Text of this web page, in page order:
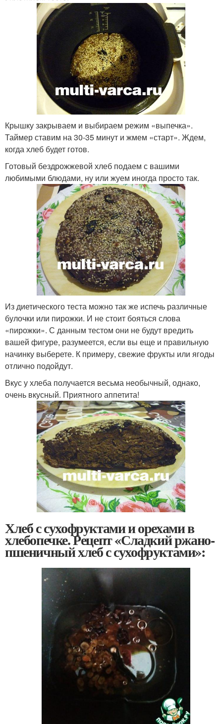
Крышку закрываем и выбираем режим «выпечка».
Таймер ставим на 30-35 минут и жмем «старт». Ждем,
когда хлеб будет готов.
Готовый бездрожжевой хлеб подаем с вашими
любимыми блюдами, ну или жуем иногда просто так.
Из диетического теста можно так же испечь различные
булочки или пирожки. И не стоит бояться слова
«пирожки». С данным тестом они не будут вредить
вашей фигуре, разумеется, если вы еще и правильную
начинку выберете. К примеру, свежие фрукты или ягоды
отлично подойдут.
Вкус у хлеба получается весьма необычный, однако,
очень вкусный. Приятного аппетита!
Хлеб с сухофруктами и орехами в
хлебопечке. Рецепт «Сладкий ржано-
пшеничный хлеб с сухофруктами»: